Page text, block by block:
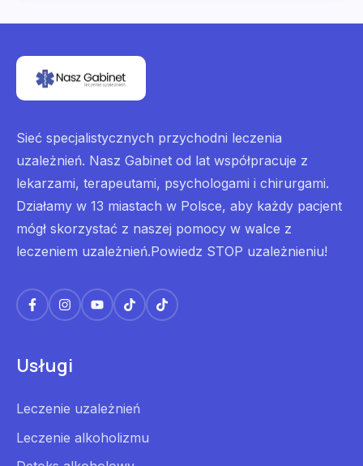
Sieć specjalistycznych przychodni leczenia
uzależnień. Nasz Gabinet od lat współpracuje z
lekarzami, terapeutami, psychologami i chirurgami.
Działamy w 13 miastach w Polsce, aby każdy pacjent
mógł skorzystać z naszej pomocy w walce z
leczeniem uzależnień.Powiedz STOP uzależnieniu!
Usługi
Leczenie uzależnień
Leczenie alkoholizmu